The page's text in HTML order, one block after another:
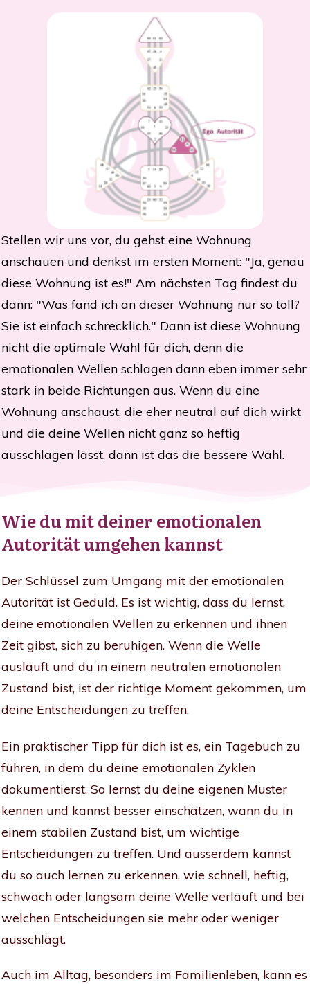
Stellen wir uns vor, du gehst eine Wohnung
anschauen und denkst im ersten Moment: "Ja, genau
diese Wohnung ist es!" Am nächsten Tag findest du
dann: "Was fand ich an dieser Wohnung nur so toll?
Sie ist einfach schrecklich." Dann ist diese Wohnung
nicht die optimale Wahl für dich, denn die
emotionalen Wellen schlagen dann eben immer sehr
stark in beide Richtungen aus. Wenn du eine
Wohnung anschaust, die eher neutral auf dich wirkt
und die deine Wellen nicht ganz so heftig
ausschlagen lässt, dann ist das die bessere Wahl.
Wie du mit deiner emotionalen
Autorität umgehen kannst
Der Schlüssel zum Umgang mit der emotionalen
Autorität ist Geduld. Es ist wichtig, dass du lernst,
deine emotionalen Wellen zu erkennen und ihnen
Zeit gibst, sich zu beruhigen. Wenn die Welle
ausläuft und du in einem neutralen emotionalen
Zustand bist, ist der richtige Moment gekommen, um
deine Entscheidungen zu treffen.
Ein praktischer Tipp für dich ist es, ein Tagebuch zu
führen, in dem du deine emotionalen Zyklen
dokumentierst. So lernst du deine eigenen Muster
kennen und kannst besser einschätzen, wann du in
einem stabilen Zustand bist, um wichtige
Entscheidungen zu treffen. Und ausserdem kannst
du so auch lernen zu erkennen, wie schnell, heftig,
schwach oder langsam deine Welle verläuft und bei
welchen Entscheidungen sie mehr oder weniger
ausschlägt.
Auch im Alltag, besonders im Familienleben, kann es